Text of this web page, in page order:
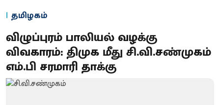
தமிழகம்
விழுப்புரம் பாலியல் வழக்கு
விவகாரம்: திமுக மீது சி.வி.சண்முகம்
எம்.பி சரமாரி தாக்கு